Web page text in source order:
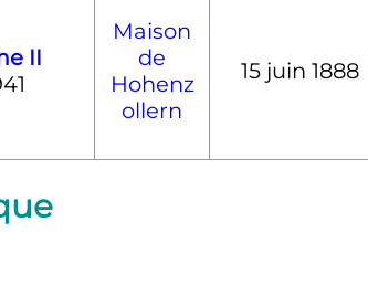
II
Maison
de
Hohenz
ollern
15 juin 1888